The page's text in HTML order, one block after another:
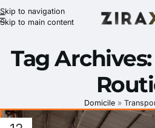
Skip to navigation
Skip to main content
Tag
Domicile »